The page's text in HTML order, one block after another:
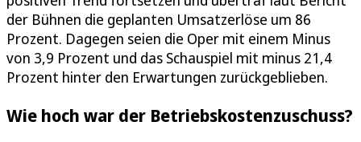
der Bühnen die geplanten Umsatzerlöse um 86
Prozent. Dagegen seien die Oper mit einem Minus
von 3,9 Prozent und das Schauspiel mit minus 21,4
Prozent hinter den Erwartungen zurückgeblieben.
Wie hoch war der Betriebskostenzuschuss?